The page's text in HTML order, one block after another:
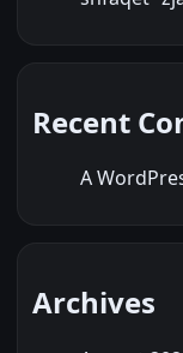
Recent
A
Archives